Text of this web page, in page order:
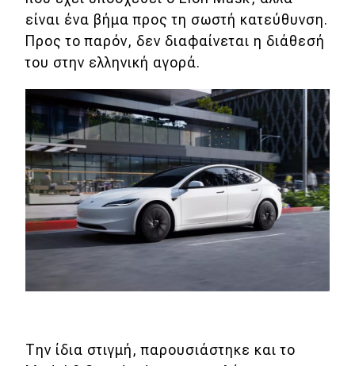
είναι ένα βήμα προς τη σωστή κατεύθυνση.
Προς το παρόν, δεν διαφαίνεται η διάθεσή
του στην ελληνική αγορά.
Την ίδια στιγμή, παρουσιάστηκε και το